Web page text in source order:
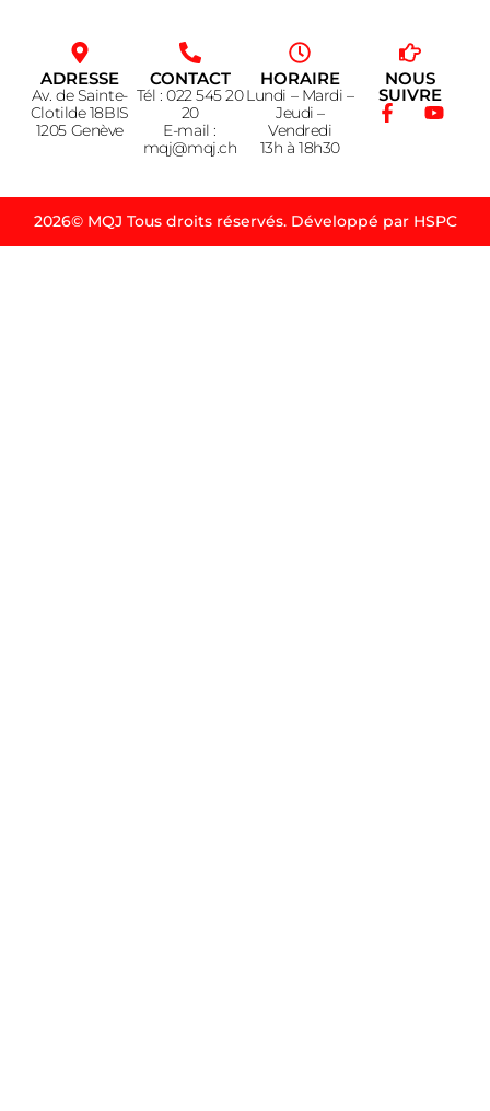
ADRESSE
Av. de Sainte-
Clotilde 18BIS
1205 Genève
CONTACT
Tél : 022 545 20
20
E-mail :
mqj@mqj.ch
HORAIRE
Lundi – Mardi –
Jeudi –
Vendredi
13h à 18h30
NOUS
SUIVRE
2026© MQJ Tous droits réservés. Développé par HSPC